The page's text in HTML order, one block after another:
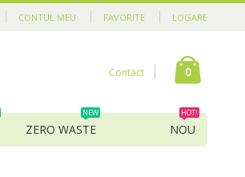
CONTUL MEU FAVORITE LOGARE
Contact 0
ZERO WASTE
NEW
NOU
HOT!